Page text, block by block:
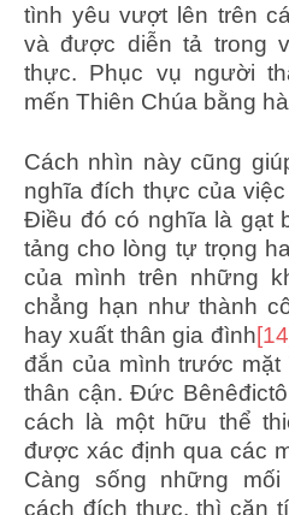
tình yêu vượt lên trên
và được diễn tả trong
thực. Phục vụ người
mến Thiên Chúa bằng
Cách nhìn này cũng
nghĩa đích thực của
Điều đó có nghĩa là gạt
tảng cho lòng tự trọng
của mình trên những
chẳng hạn như thành
hay xuất thân gia đình
đắn của mình trước
thân cận. Đức
cách là một hữu thể
được xác định qua các
Càng sống những
cách đích thực, thì căn